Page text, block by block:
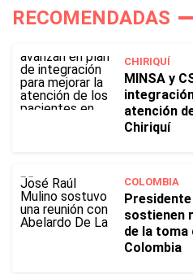
RECOMENDADAS
CHIRIQUÍ
MINSA y
atención
Chiriquí
COLOMBIA
Presidente
sostienen
de la toma
Colombia